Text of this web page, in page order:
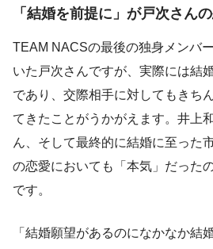
「結婚を前提に」が戸次さん
TEAM NACSの最後の独身メンバ
いた戸次さんですが、実際には結
であり、交際相手に対してもきち
てきたことがうかがえます。井上
ん、そして最終的に結婚に至っ
の恋愛においても「本気」だった
です。
「結婚願望があるのになかなか結